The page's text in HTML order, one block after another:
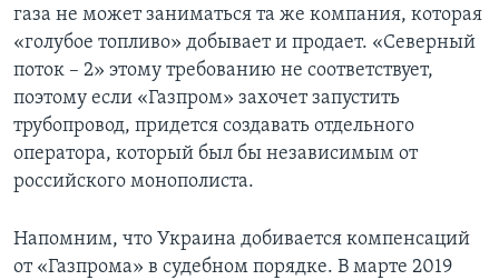
газа не может заниматься та же компания, которая
«голубое топливо» добывает и продает. «Северный
поток – 2» этому требованию не соответствует,
поэтому если «Газпром» захочет запустить
трубопровод, придется создавать отдельного
оператора, который был бы независимым от
российского монополиста.
Напомним, что Украина добивается компенсаций
от «Газпрома» в судебном порядке. В марте 2019